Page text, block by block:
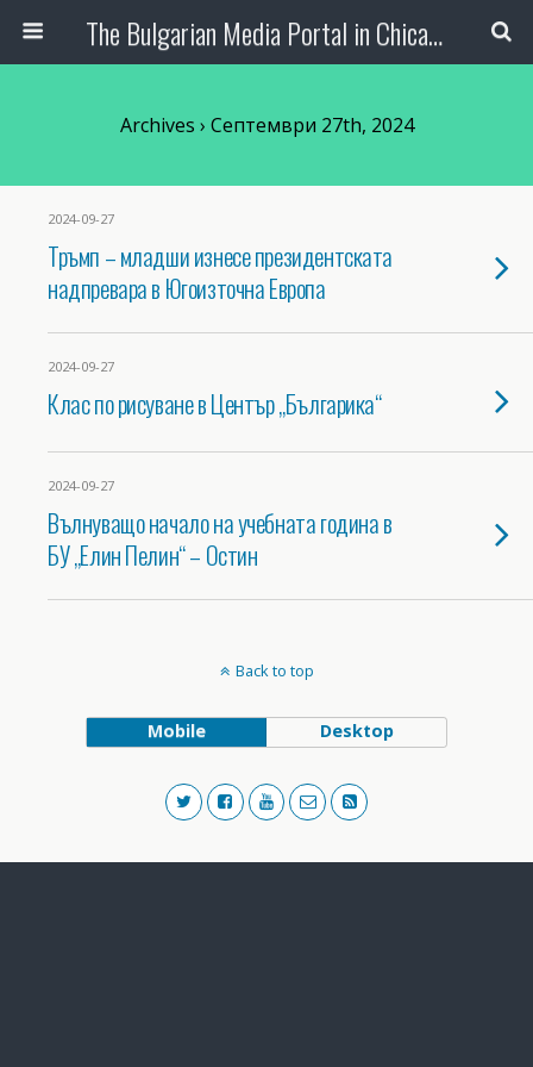
The Bulgarian Media Portal in Chicago
Archives › Септември 27th, 2024
2024-09-27
Тръмп – младши изнесе президентската
надпревара в Югоизточна Европа
2024-09-27
Клас по рисуване в Център „Българика“
2024-09-27
Вълнуващо начало на учебната година в
БУ „Елин Пелин“ – Остин
Back to top
Mobile Desktop